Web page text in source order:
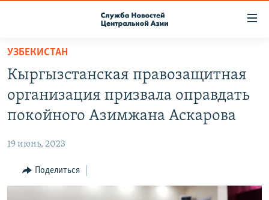
Вернуться
основному
содержанию
Вернутся
главной
Вернутся
ПОДПИСКА
КОНТАКТЫ
НАСТОЯЩЕЕ ВРЕМЯ
МИГРАНТ МЕДИА
УЗБЕКИСТАН
Кыргызстанская правозащитная
организация призвала оправдать
покойного Азимжана Аскарова
19 июнь, 2023
Поделиться